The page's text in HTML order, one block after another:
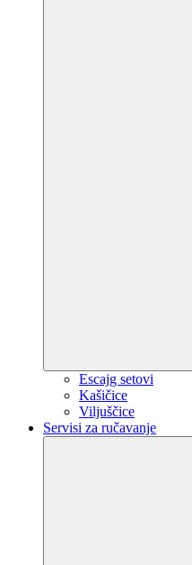
Escajg setovi
Kašičice
Viljuščice
Servisi za ručavanje